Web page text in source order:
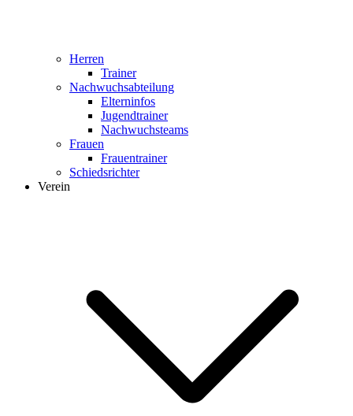
Herren
Trainer
Nachwuchsabteilung
Elterninfos
Jugendtrainer
Nachwuchsteams
Frauen
Frauentrainer
Schiedsrichter
Verein